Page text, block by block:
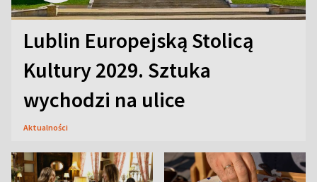
Lublin Europejską Stolicą
Kultury 2029. Sztuka
wychodzi na ulice
Aktualności